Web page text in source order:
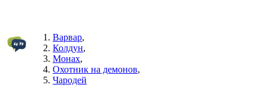
Варвар,
Колдун,
Монах,
Охотник на демонов,
Чародей